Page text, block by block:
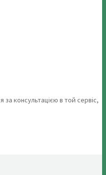
консультацією в той сервіс,